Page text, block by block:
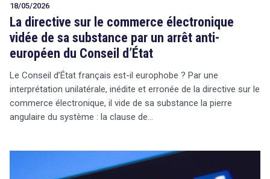
18/05/2026
La directive sur le commerce électronique
vidée de sa substance par un arrêt anti-
européen du Conseil d’État
Le Conseil d’État français est-il europhobe ? Par une
interprétation unilatérale, inédite et erronée de la directive sur le
commerce électronique, il vide de sa substance la pierre
angulaire du système : la clause de…